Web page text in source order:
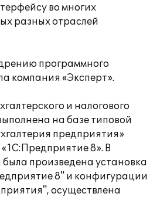
во многих
разных отраслей
программного
компания «Эксперт».
и налогового
на базе типовой
предприятия»
8». В
произведена установка
8" и конфигурации
осуществлена